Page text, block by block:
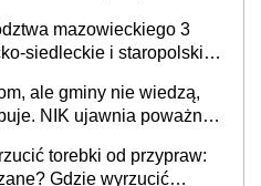
mazowieckiego 3
siedleckie i staropolskie.
ale gminy nie wiedzą,
NIK ujawnia poważną
torebki od przypraw:
Gdzie wyrzucić